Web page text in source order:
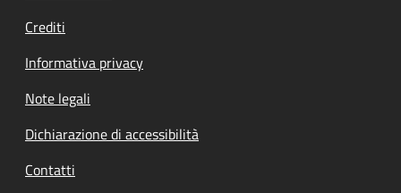
Crediti
Informativa privacy
Note legali
Dichiarazione di accessibilità
Contatti